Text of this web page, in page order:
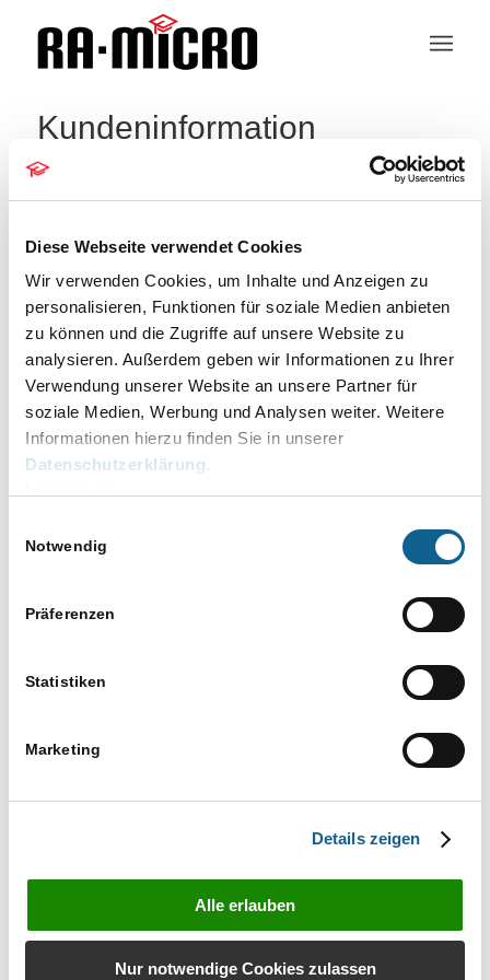
Diese Webseite verwendet Cookies
Wir verwenden Cookies, um Inhalte und Anzeigen zu
personalisieren, Funktionen für soziale Medien anbieten
zu können und die Zugriffe auf unsere Website zu
analysieren. Außerdem geben wir Informationen zu Ihrer
Verwendung unserer Website an unsere Partner für
soziale Medien, Werbung und Analysen weiter. Weitere
Informationen hierzu finden Sie in unserer
Datenschutzerklärung.
Notwendig
Präferenzen
Statistiken
Marketing
Details zeigen
Alle erlauben
Nur notwendige Cookies zulassen
Kundeninformation
Sachsen
Veranstaltungen Sachsen
Veranstaltungen
für
20.06.2026
Veranstaltungen
und
Suche Ansichten-
Navigation
Tag
20.06.2026
Datum
wählen.
Laufend
30. April, 14.00
Vorheriger Tag